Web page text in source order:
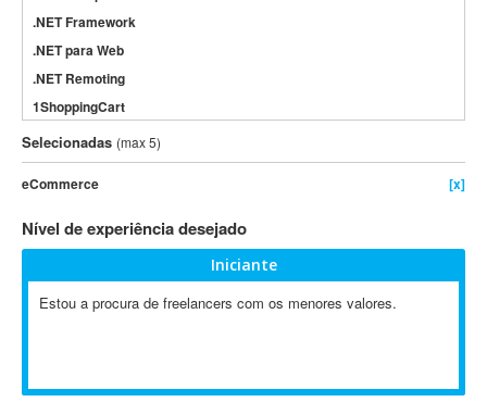
.NET Framework
.NET para Web
.NET Remoting
1ShoppingCart
3DS Max
3GSM
4D Dimension
802.11
A&P
A2Billing
ABAP
Selecionadas (max 5)
eCommerce [x]
Nível de experiência desejado
Iniciante
Estou a procura de freelancers com os menores valores.